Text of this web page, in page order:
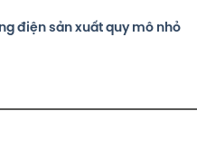
điện sản xuất quy mô nhỏ